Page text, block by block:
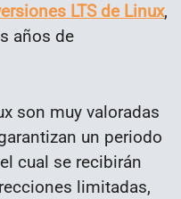
LTS de Linux,
años de
son muy valoradas
un periodo
cual se recibirán
limitadas,